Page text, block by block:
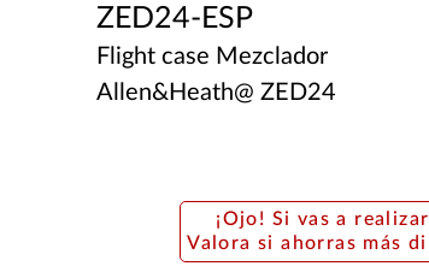
ZED24-ESP
Flight case Mezclador
Allen&Heath@ ZED24
¡Ojo! Si vas a
Valora si ahorras más